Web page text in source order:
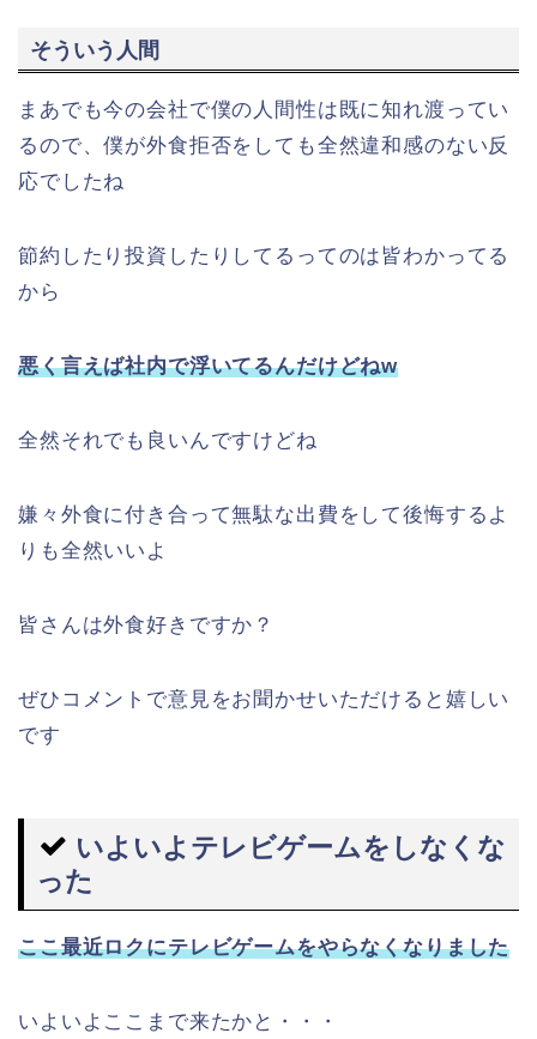
そういう人間
まあでも今の会社で僕の人間性は既に知れ渡ってい
るので、僕が外食拒否をしても全然違和感のない反
応でしたね
節約したり投資したりしてるってのは皆わかってる
から
悪く言えば社内で浮いてるんだけどねw
全然それでも良いんですけどね
嫌々外食に付き合って無駄な出費をして後悔するよ
りも全然いいよ
皆さんは外食好きですか？
ぜひコメントで意見をお聞かせいただけると嬉しい
です
いよいよテレビゲームをしなくな
った
ここ最近ロクにテレビゲームをやらなくなりました
いよいよここまで来たかと・・・